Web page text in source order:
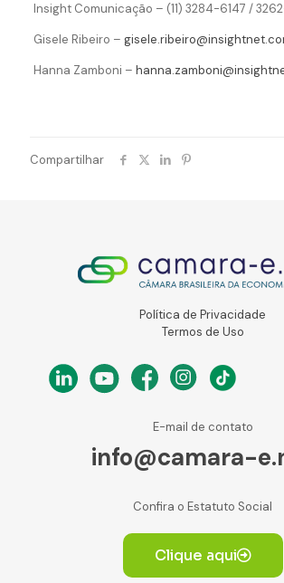
Insight Comunicação – (11) 3284-6147 /
Gisele Ribeiro –
Hanna Zamboni –
Compartilhar
Política de Privacidade
Termos de Uso
E-mail de contato
info@camara-
Confira o Estatuto Social
Clique aqui